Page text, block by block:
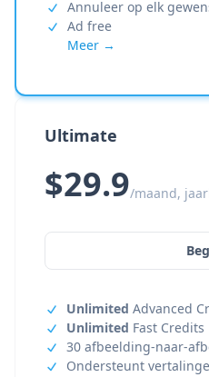
Annuleer op elk
Ad free
Meer →
Ultimate
$29.9/maand,
Unlimited Advanced
Unlimited Fast Credits
30 afbeelding-naar-
Ondersteunt